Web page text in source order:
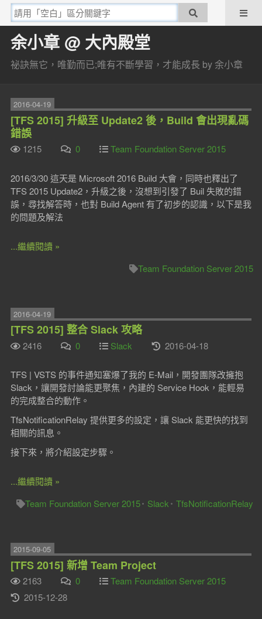
余小章 @ 大內殿堂
祕訣無它，唯勤而已;唯有不斷學習，才能成長 by 余小章
2016-04-19
[TFS 2015] 升級至 Update2 後，Build 會出現亂碼
錯誤
1215 0 Team Foundation Server 2015
2016/3/30 這天是 Microsoft 2016 Build 大會，同時也釋出了
TFS 2015 Update2，升級之後，沒想到引發了 Buil 失敗的錯
誤，尋找解答時，也對 Build Agent 有了初步的認識，以下是我
的問題及解法
...繼續閱讀 »
Team Foundation Server 2015
2016-04-19
[TFS 2015] 整合 Slack 攻略
2416 0 Slack 2016-04-18
TFS | VSTS 的事件通知塞爆了我的 E-Mail，開發團隊改擁抱
Slack，讓開發討論能更聚焦，內建的 Service Hook，能輕易
的完成整合的動作。
TfsNotificationRelay 提供更多的設定，讓 Slack 能更快的找到
相關的訊息。
接下來，將介紹設定步驟。
...繼續閱讀 »
Team Foundation Server 2015
Slack TfsNotificationRelay
2015-09-05
[TFS 2015] 新增 Team Project
2163 0
Team Foundation Server 2015
2015-12-28